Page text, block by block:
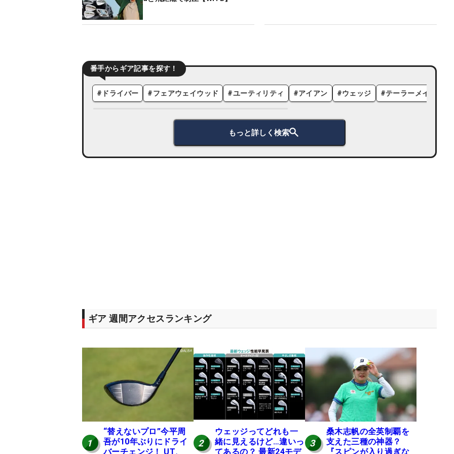
番手からギア記事を探す！
# ドライバー #フェアウェイウッド #ユーティリティ #アイアン #ウェッジ #テーラーメイド
もっと詳しく検索
ギア 週間アクセスランキング
1
“替えないプロ”今平周
吾が10年ぶりにドライ
バーチェンジ！ UT、
2
ウェッジってどれも一
緒に見えるけど…違いっ
てあるの？ 最新24モデ
3
桑木志帆の全英制覇を
支えた三種の神器？
『スピンが入り過ぎな